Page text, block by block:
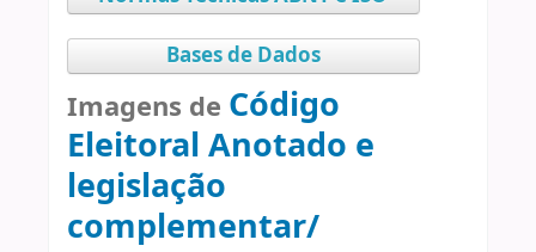
Bases de Dados
Imagens de Código
Eleitoral Anotado e
legislação
complementar/